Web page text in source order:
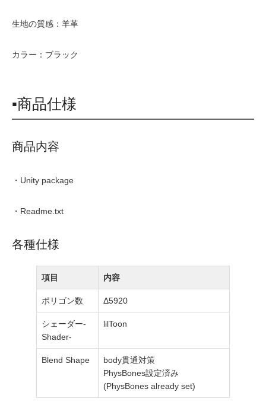
生地の質感：羊革
カラー：ブラック
▪商品仕様
商品内容
・Unity package
・Readme.txt
各種仕様
項目 内容
ポリゴン数 Δ5920
シェーダー-
Shader-
lilToon
Blend Shape
body貫通対策
PhysBones設定済み
(PhysBones already set)